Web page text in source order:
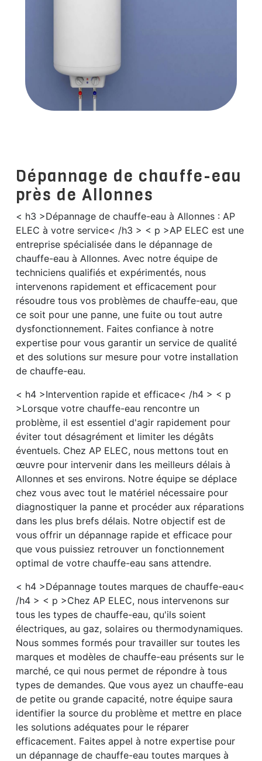
Dépannage de chauffe-eau
près de Allonnes
< h3 >Dépannage de chauffe-eau à Allonnes : AP
ELEC à votre service< /h3 > < p >AP ELEC est une
entreprise spécialisée dans le dépannage de
chauffe-eau à Allonnes. Avec notre équipe de
techniciens qualifiés et expérimentés, nous
intervenons rapidement et efficacement pour
résoudre tous vos problèmes de chauffe-eau, que
ce soit pour une panne, une fuite ou tout autre
dysfonctionnement. Faites confiance à notre
expertise pour vous garantir un service de qualité
et des solutions sur mesure pour votre installation
de chauffe-eau.
< h4 >Intervention rapide et efficace< /h4 > < p
>Lorsque votre chauffe-eau rencontre un
problème, il est essentiel d'agir rapidement pour
éviter tout désagrément et limiter les dégâts
éventuels. Chez AP ELEC, nous mettons tout en
œuvre pour intervenir dans les meilleurs délais à
Allonnes et ses environs. Notre équipe se déplace
chez vous avec tout le matériel nécessaire pour
diagnostiquer la panne et procéder aux réparations
dans les plus brefs délais. Notre objectif est de
vous offrir un dépannage rapide et efficace pour
que vous puissiez retrouver un fonctionnement
optimal de votre chauffe-eau sans attendre.
< h4 >Dépannage toutes marques de chauffe-eau<
/h4 > < p >Chez AP ELEC, nous intervenons sur
tous les types de chauffe-eau, qu'ils soient
électriques, au gaz, solaires ou thermodynamiques.
Nous sommes formés pour travailler sur toutes les
marques et modèles de chauffe-eau présents sur le
marché, ce qui nous permet de répondre à tous
types de demandes. Que vous ayez un chauffe-eau
de petite ou grande capacité, notre équipe saura
identifier la source du problème et mettre en place
les solutions adéquates pour le réparer
efficacement. Faites appel à notre expertise pour
un dépannage de chauffe-eau toutes marques à